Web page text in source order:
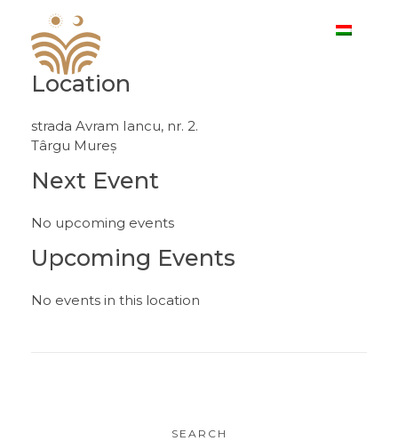
I. Sărbătoare Meşteşugurilor Ardeleneşti
Location
strada Avram Iancu, nr. 2.
Târgu Mureș
Next Event
No upcoming events
Upcoming Events
No events in this location
SEARCH